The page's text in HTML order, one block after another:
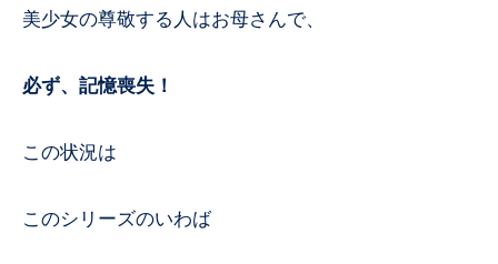
美少女の尊敬する人はお母さんで、
必ず、記憶喪失！
この状況は
このシリーズのいわば